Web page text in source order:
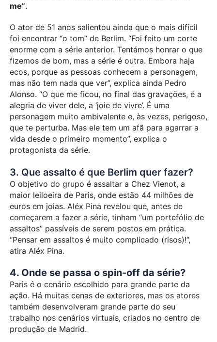
me”.
O ator de 51 anos salientou ainda que o mais difícil
foi encontrar “o tom” de Berlim. “Foi feito um corte
enorme com a série anterior. Tentámos honrar o que
fizemos de bom, mas a série é outra. Embora haja
ecos, porque as pessoas conhecem a personagem,
mas não tem nada que ver”, explica ainda Pedro
Alonso. “O que me ficou, no final das gravações, é a
alegria de viver dele, a ‘joie de vivre’. É uma
personagem muito ambivalente e, às vezes, perigoso,
que te perturba. Mas ele tem um afã para agarrar a
vida desde o primeiro momento”, explica o
protagonista da série.
3. Que assalto é que Berlim quer fazer?
O objetivo do grupo é assaltar a Chez Vienot, a
maior leiloeira de Paris, onde estão 44 milhões de
euros em joias. Aléx Pina revelou que, antes de
começarem a fazer a série, tinham “um portefólio de
assaltos” passíveis de serem postos em prática.
“Pensar em assaltos é muito complicado (risos)!”,
atira Aléx Pina.
4. Onde se passa o spin-off da série?
Paris é o cenário escolhido para grande parte da
ação. Há muitas cenas de exteriores, mas os atores
também desenvolveram grande parte do seu
trabalho nos cenários virtuais, criados no centro de
produção de Madrid.